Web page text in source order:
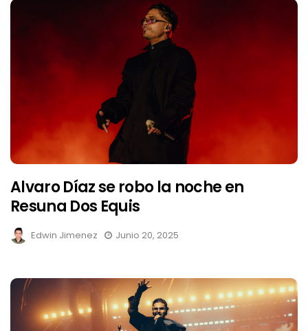
Alvaro Díaz se robo la noche en
Resuna Dos Equis
Edwin Jimenez Junio 20, 2025